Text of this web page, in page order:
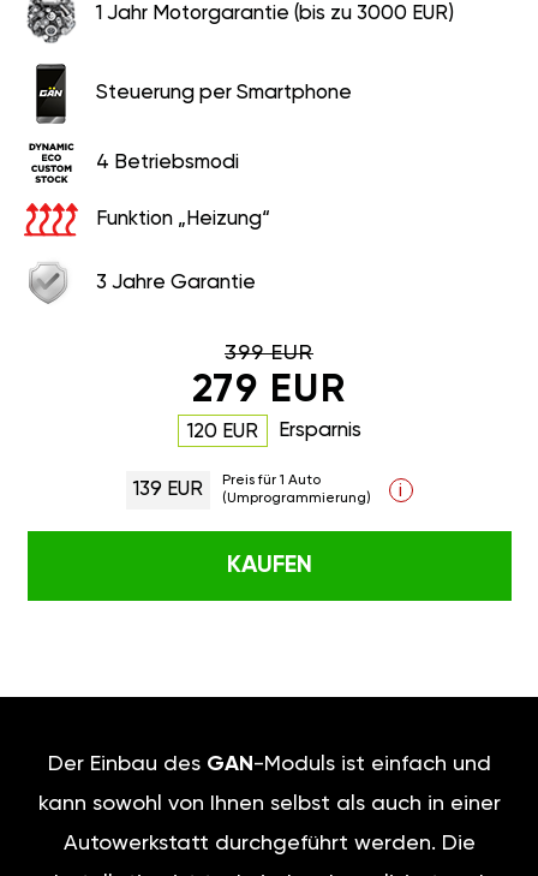
1 Jahr Motorgarantie (bis zu 3000 EUR)
Steuerung per Smartphone
4 Betriebsmodi
Funktion „Heizung“
3 Jahre Garantie
399 EUR
279 EUR
120 EUR Ersparnis
139 EUR
Preis für 1 Auto
(Umprogrammierung)
i
KAUFEN
Der Einbau des GAN -Moduls ist einfach und
kann sowohl von Ihnen selbst als auch in einer
Autowerkstatt durchgeführt werden. Die